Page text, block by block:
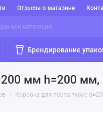
Отзывы о магазине
Брендирование
мм h=200 мм,
Коробка для торта тубус